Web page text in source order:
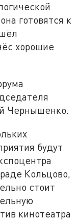
готовятся к
хорошие
Чернышенко.
будут
Кольцово,
стоит
кинотеатра